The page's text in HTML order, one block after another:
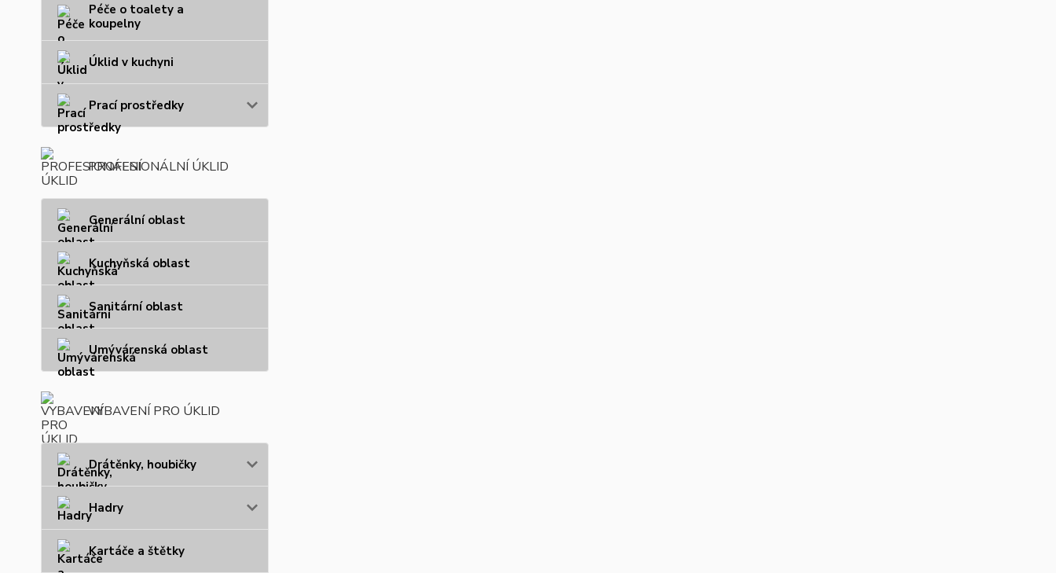
Péče o toalety a
koupelny
Úklid v kuchyni
Prací prostředky
PROFESIONÁLNÍ ÚKLID
Generální oblast
Kuchyňská oblast
Sanitární oblast
Umývárenská oblast
VYBAVENÍ PRO ÚKLID
Drátěnky, houbičky
Hadry
Kartáče a štětky